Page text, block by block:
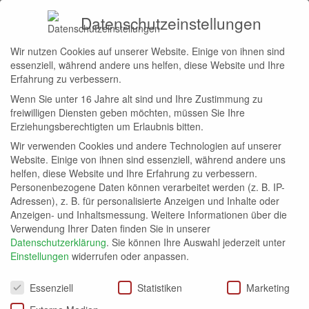
Start Hilton Honors
HILTON HONORS
Abos Allgemein Avios Bahn.bonus bonusmiles
Keine Beiträge vorhanden
Datenschutzeinstellungen
Wir nutzen Cookies auf unserer Website. Einige von ihnen sind
essenziell, während andere uns helfen, diese Website und Ihre
Erfahrung zu verbessern.
Wenn Sie unter 16 Jahre alt sind und Ihre Zustimmung zu
freiwilligen Diensten geben möchten, müssen Sie Ihre
Erziehungsberechtigten um Erlaubnis bitten.
Wir verwenden Cookies und andere Technologien auf unserer
Website. Einige von ihnen sind essenziell, während andere uns
helfen, diese Website und Ihre Erfahrung zu verbessern.
Personenbezogene Daten können verarbeitet werden (z. B. IP-
Adressen), z. B. für personalisierte Anzeigen und Inhalte oder
Anzeigen- und Inhaltsmessung. Weitere Informationen über die
Verwendung Ihrer Daten finden Sie in unserer
Datenschutzerklärung. Sie können Ihre Auswahl jederzeit unter
Einstellungen widerrufen oder anpassen.
Datenschutzeinstellungen
Essenziell Statistiken
Marketing